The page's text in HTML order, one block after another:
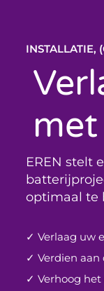
INSTALLATIE,
EREN stelt
optimaal te
✓ Verlaag uw
✓ Verdien
✓ Verhoog